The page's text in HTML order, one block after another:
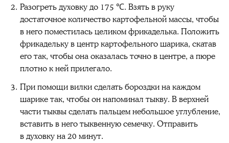
Разогреть духовку до 175 ℃. Взять в руку
достаточное количество картофельной массы, чтобы
в него поместилась целиком фрикаделька. Положить
фрикадельку в центр картофельного шарика, скатав
его так, чтобы она оказалась точно в центре, а пюре
плотно к ней прилегало.
При помощи вилки сделать бороздки на каждом
шарике так, чтобы он напоминал тыкву. В верхней
части тыквы сделать пальцем небольшое углубление,
вставить в него тыквенную семечку. Отправить
в духовку на 20 минут.